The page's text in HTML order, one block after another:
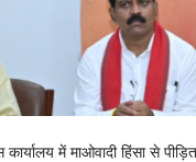
कार्यालय में माओवादी हिंसा से